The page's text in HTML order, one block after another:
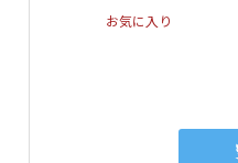
お気に入り